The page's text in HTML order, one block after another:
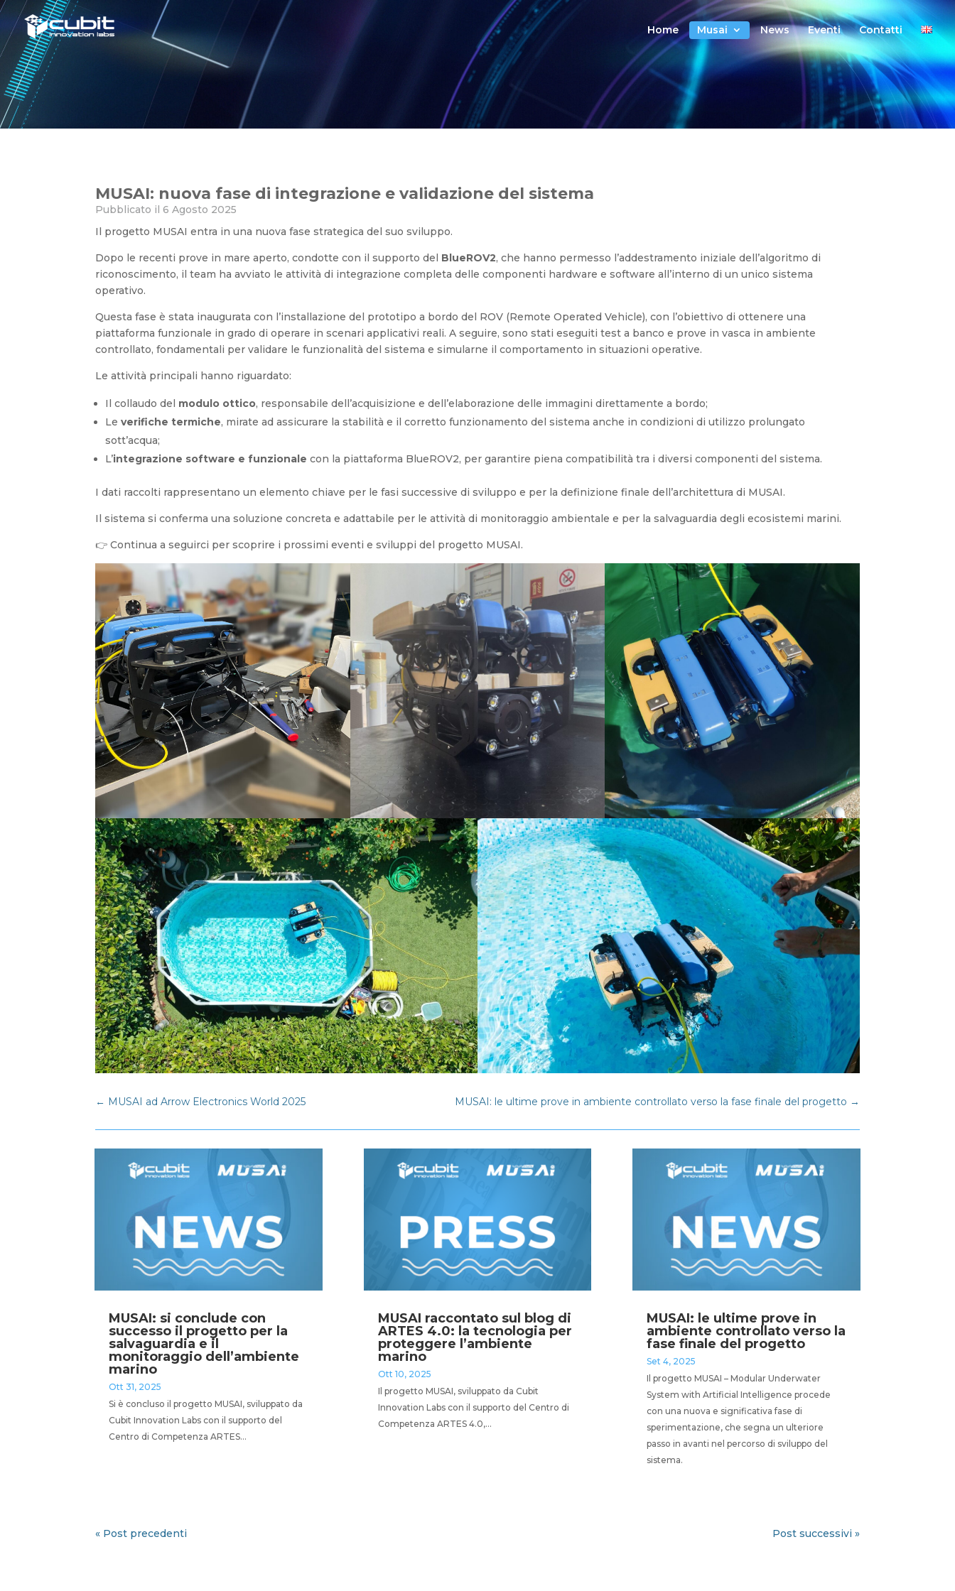
Home Musai News Eventi Contatti
MUSAI: nuova fase di integrazione e validazione del sistema
MUSAI: nuova fase di integrazione e validazione del sistema
Pubblicato il 6 Agosto 2025
Il progetto MUSAI entra in una nuova fase strategica del suo sviluppo.
Dopo le recenti prove in mare aperto, condotte con il supporto del BlueROV2, che hanno permesso l’addestramento iniziale dell’algoritmo di
riconoscimento, il team ha avviato le attività di integrazione completa delle componenti hardware e software all’interno di un unico sistema
operativo.
Questa fase è stata inaugurata con l’installazione del prototipo a bordo del ROV (Remote Operated Vehicle), con l’obiettivo di ottenere una
piattaforma funzionale in grado di operare in scenari applicativi reali. A seguire, sono stati eseguiti test a banco e prove in vasca in ambiente
controllato, fondamentali per validare le funzionalità del sistema e simularne il comportamento in situazioni operative.
Le attività principali hanno riguardato:
Il collaudo del modulo ottico, responsabile dell’acquisizione e dell’elaborazione delle immagini direttamente a bordo;
Leverifiche termiche, mirate ad assicurare la stabilità e il corretto funzionamento del sistema anche in condizioni di utilizzo prolungato
sott’acqua;
L’integrazione software e funzionale con la piattaforma BlueROV2, per garantire piena compatibilità tra i diversi componenti del sistema.
I dati raccolti rappresentano un elemento chiave per le fasi successive di sviluppo e per la definizione finale dell’architettura di MUSAI.
Il sistema si conferma una soluzione concreta e adattabile per le attività di monitoraggio ambientale e per la salvaguardia degli ecosistemi marini.
👉 Continua a seguirci per scoprire i prossimi eventi e sviluppi del progetto MUSAI.
← MUSAI ad Arrow Electronics World 2025 MUSAI: le ultime prove in ambiente controllato verso la fase finale del progetto →
MUSAI: si conclude con
successo il progetto per la
salvaguardia e il
monitoraggio dell’ambiente
marino
Ott 31, 2025
Si è concluso il progetto MUSAI, sviluppato da
Cubit Innovation Labs con il supporto del
Centro di Competenza ARTES...
MUSAI raccontato sul blog di
ARTES 4.0: la tecnologia per
proteggere l’ambiente
marino
Ott 10, 2025
Il progetto MUSAI, sviluppato da Cubit
Innovation Labs con il supporto del Centro di
Competenza ARTES 4.0,...
MUSAI: le ultime prove in
ambiente controllato verso la
fase finale del progetto
Set 4, 2025
Il progetto MUSAI – Modular Underwater
System with Artificial Intelligence procede
con una nuova e significativa fase di
sperimentazione, che segna un ulteriore
passo in avanti nel percorso di sviluppo del
sistema.
« Post precedenti Post successivi »